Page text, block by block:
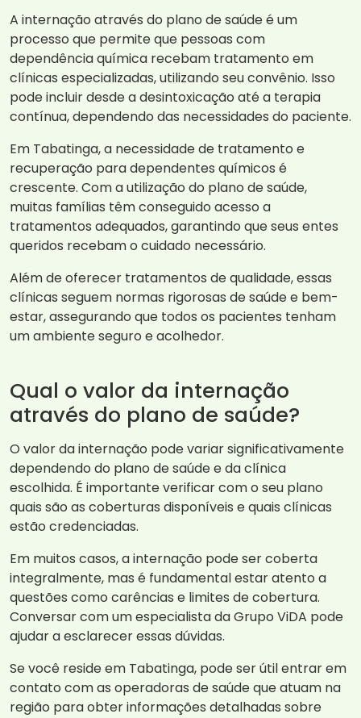
A internação através do plano de saúde é um
processo que permite que pessoas com
dependência química recebam tratamento em
clínicas especializadas, utilizando seu convênio. Isso
pode incluir desde a desintoxicação até a terapia
contínua, dependendo das necessidades do paciente.
Em Tabatinga, a necessidade de tratamento e
recuperação para dependentes químicos é
crescente. Com a utilização do plano de saúde,
muitas famílias têm conseguido acesso a
tratamentos adequados, garantindo que seus entes
queridos recebam o cuidado necessário.
Além de oferecer tratamentos de qualidade, essas
clínicas seguem normas rigorosas de saúde e bem-
estar, assegurando que todos os pacientes tenham
um ambiente seguro e acolhedor.
Qual o valor da internação
através do plano de saúde?
O valor da internação pode variar significativamente
dependendo do plano de saúde e da clínica
escolhida. É importante verificar com o seu plano
quais são as coberturas disponíveis e quais clínicas
estão credenciadas.
Em muitos casos, a internação pode ser coberta
integralmente, mas é fundamental estar atento a
questões como carências e limites de cobertura.
Conversar com um especialista da Grupo ViDA pode
ajudar a esclarecer essas dúvidas.
Se você reside em Tabatinga, pode ser útil entrar em
contato com as operadoras de saúde que atuam na
região para obter informações detalhadas sobre